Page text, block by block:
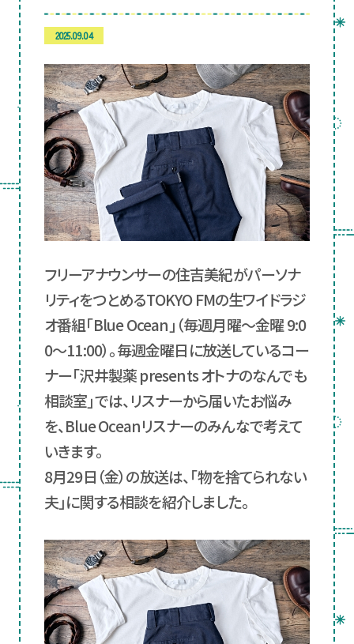
2025.09.04
フリーアナウンサーの住吉美紀がパーソナ
リティをつとめるTOKYO FMの生ワイドラジ
オ番組「Blue Ocean」（毎週月曜～金曜 9:0
0～11:00）。毎週金曜日に放送しているコー
ナー「沢井製薬 presents オトナのなんでも
相談室」では、リスナーから届いたお悩み
を、Blue Oceanリスナーのみんなで考えて
いきます。
8月29日（金）の放送は、「物を捨てられない
夫」に関する相談を紹介しました。